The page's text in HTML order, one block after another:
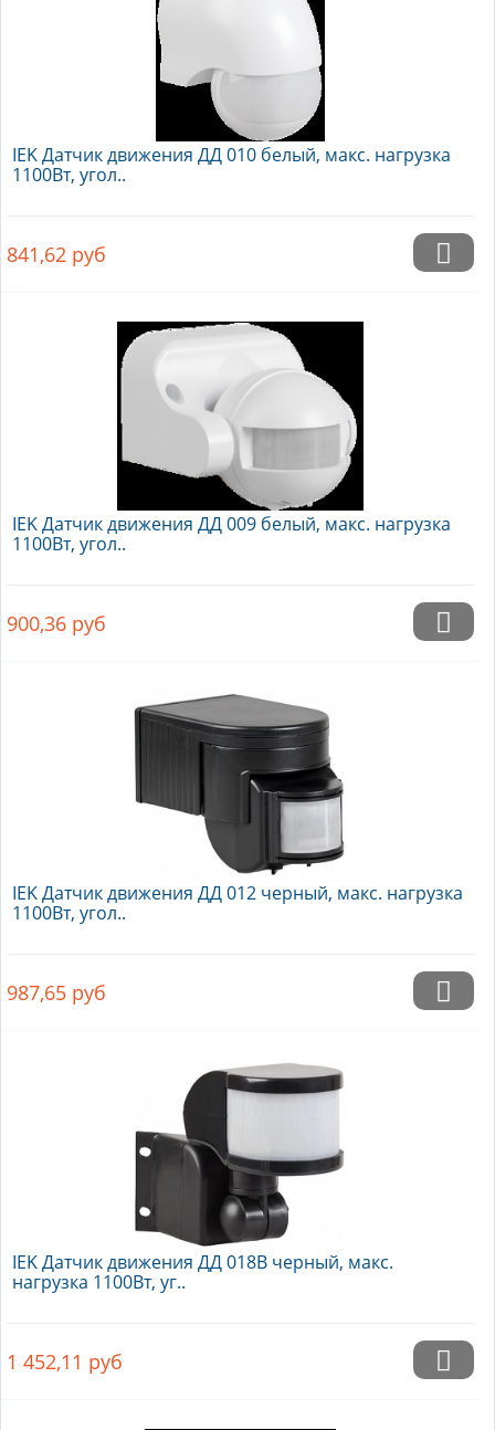
IEK Датчик движения ДД 010 белый, макс. нагрузка
1100Вт, угол..
841,62 руб
IEK Датчик движения ДД 009 белый, макс. нагрузка
1100Вт, угол..
900,36 руб
IEK Датчик движения ДД 012 черный, макс. нагрузка
1100Вт, угол..
987,65 руб
IEK Датчик движения ДД 018В черный, макс.
нагрузка 1100Вт, уг..
1 452,11 руб